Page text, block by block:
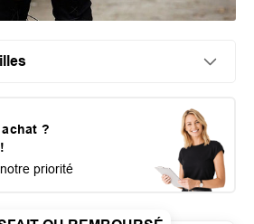
?
priorité